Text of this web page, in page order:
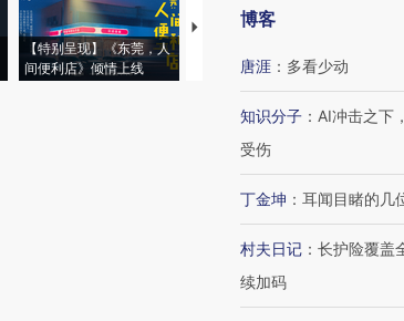
【特别呈现】《东莞，人
间便利店》倾情上线
【推广】走进第四届链博
博客
唐涯 ： 多看少动
知识分子 ： AI冲击之下
受伤
丁金坤 ： 耳闻目睹的几
村夫日记 ： 长护险覆盖
续加码